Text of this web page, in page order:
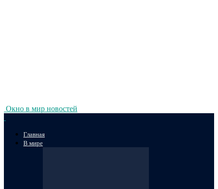
Окно в мир новостей
Главная
В мире